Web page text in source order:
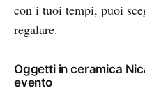
con i tuoi tempi, puoi
regalare.
Oggetti in ceramica
evento